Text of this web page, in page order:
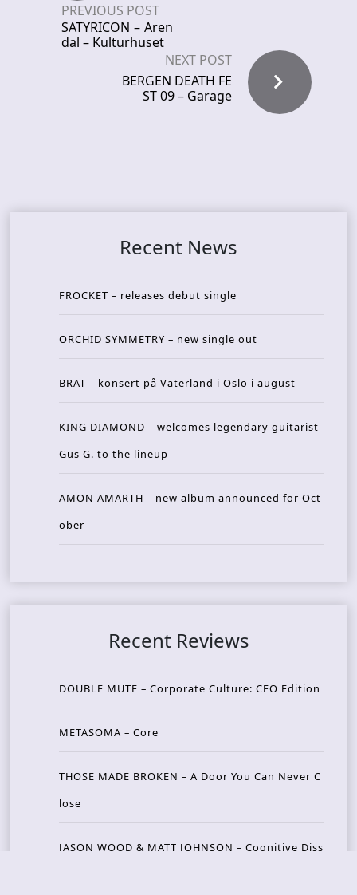
PREVIOUS POST
SATYRICON – Aren
dal – Kulturhuset
NEXT POST
BERGEN DEATH FE
ST 09 – Garage
Recent News
FROCKET – releases debut single
ORCHID SYMMETRY – new single out
BRAT – konsert på Vaterland i Oslo i august
KING DIAMOND – welcomes legendary guitarist
Gus G. to the lineup
AMON AMARTH – new album announced for Oct
ober
Recent Reviews
DOUBLE MUTE – Corporate Culture: CEO Edition
METASOMA – Core
THOSE MADE BROKEN – A Door You Can Never C
lose
JASON WOOD & MATT JOHNSON – Cognitive Diss